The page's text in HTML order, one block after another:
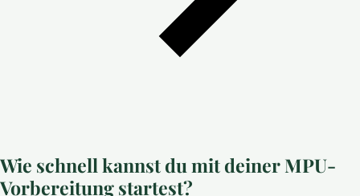
Wie schnell kannst du mit deiner MPU-
Vorbereitung startest?